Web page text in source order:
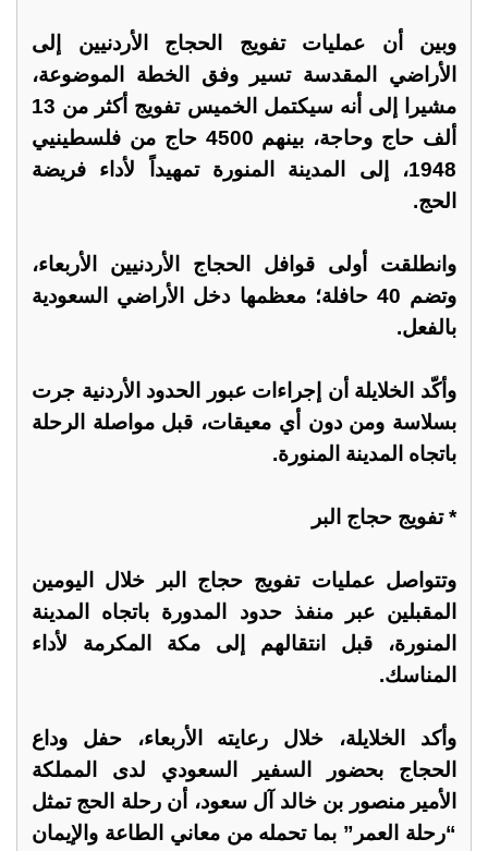
وبين أن عمليات تفويج الحجاج الأردنيين إلى
الأراضي المقدسة تسير وفق الخطة الموضوعة،
مشيرا إلى أنه سيكتمل الخميس تفويج أكثر من 13
ألف حاج وحاجة، بينهم 4500 حاج من فلسطينيي
1948، إلى المدينة المنورة تمهيداً لأداء فريضة
الحج.
وانطلقت أولى قوافل الحجاج الأردنيين الأربعاء،
وتضم 40 حافلة؛ معظمها دخل الأراضي السعودية
بالفعل.
وأكّد الخلايلة أن إجراءات عبور الحدود الأردنية جرت
بسلاسة ومن دون أي معيقات، قبل مواصلة الرحلة
باتجاه المدينة المنورة.
* تفويج حجاج البر
وتتواصل عمليات تفويج حجاج البر خلال اليومين
المقبلين عبر منفذ حدود المدورة باتجاه المدينة
المنورة، قبل انتقالهم إلى مكة المكرمة لأداء
المناسك.
وأكد الخلايلة، خلال رعايته الأربعاء، حفل وداع
الحجاج بحضور السفير السعودي لدى المملكة
الأمير منصور بن خالد آل سعود، أن رحلة الحج تمثل
“رحلة العمر” بما تحمله من معاني الطاعة والإيمان